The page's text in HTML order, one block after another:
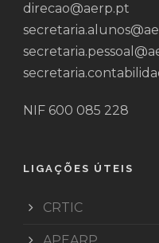
direcao@aerp.pt
NIF 600 085 228
LIGAÇÕES ÚTEIS
CRTIC